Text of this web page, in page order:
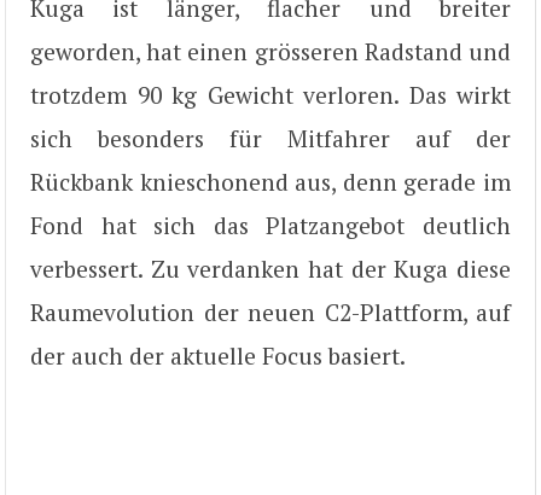
Kuga ist länger, flacher und breiter
geworden, hat einen grösseren Radstand und
trotzdem 90 kg Gewicht verloren. Das wirkt
sich besonders für Mitfahrer auf der
Rückbank knieschonend aus, denn gerade im
Fond hat sich das Platzangebot deutlich
verbessert. Zu verdanken hat der Kuga diese
Raumevolution der neuen C2-Plattform, auf
der auch der aktuelle Focus basiert.